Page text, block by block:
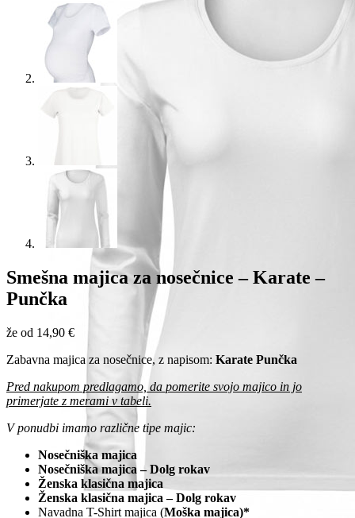
Smešna majica za nosečnice – Karate –
Punčka
že od 14,90 €
Zabavna majica za nosečnice, z napisom: Karate Punčka
Pred nakupom predlagamo, da pomerite svojo majico in jo
primerjate z merami v tabeli.
V ponudbi imamo različne tipe majic:
Nosečniška majica
Nosečniška majica – Dolg rokav
Ženska klasična majica
Ženska klasična majica – Dolg rokav
Navadna T-Shirt majica (Moška majica)*